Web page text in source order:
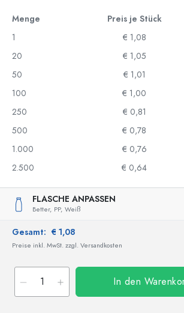
Menge Preis je Stück
1
€ 1,08
20
€ 1,05
50
€ 1,01
100
€ 1,00
250
€ 0,81
500
€ 0,78
1.000
€ 0,76
2.500
€ 0,64
FLASCHE ANPASSEN
Better, PP, Weiß
Gesamt: € 1,08
Preise inkl. MwSt. zzgl. Versandkosten
In den